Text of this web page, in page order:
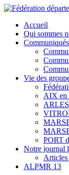
Skip
content
Fédération
Membre de la
maitre
Accueil
Qui sommes
Communiqués
Vie des
AIX en
PORT
Notre journal
ALPMR 13